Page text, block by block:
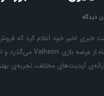
دیدگاه
آپدیت‌های مختلف، تجربه‌ی